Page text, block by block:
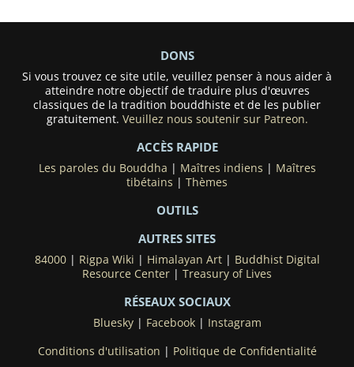
DONS
Si vous trouvez ce site utile, veuillez penser à nous aider à
atteindre notre objectif de traduire plus d'œuvres
classiques de la tradition bouddhiste et de les publier
gratuitement. Veuillez nous soutenir sur Patreon.
ACCÈS RAPIDE
Les paroles du Bouddha Maîtres indiens
Maîtres
tibétains
Thèmes
OUTILS
AUTRES SITES
84000| Rigpa Wiki Himalayan Art| Buddhist Digital
Resource Center
Treasury of Lives
RÉSEAUX SOCIAUX
Bluesky| Facebook| Instagram
Conditions d'utilisation
Politique de Confidentialité